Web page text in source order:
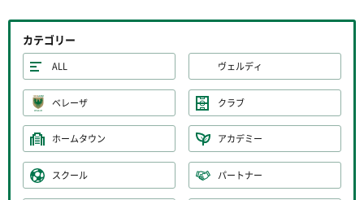
カテゴリー
ALL ヴェルディ
ベレーザ クラブ
ホームタウン アカデミー
スクール パートナー